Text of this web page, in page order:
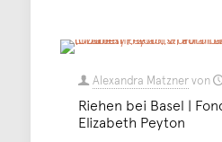
Alexandra Matznervon
Riehen bei Basel |
Elizabeth Peyton